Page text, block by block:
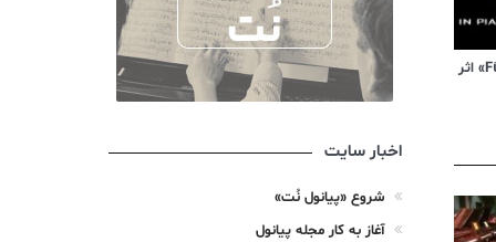
ویدیوی آموزشی «Für Elise» اثر
اخبار سایت
شروع «پیانول نُت»
آغاز به کار مجله پیانول